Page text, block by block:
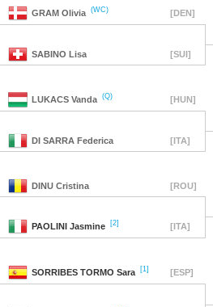
GRAM Olivia (WC) [DEN]
SABINO Lisa [SUI]
LUKACS Vanda (Q) [HUN]
DI SARRA Federica [ITA]
DINU Cristina [ROU]
PAOLINI Jasmine [2] [ITA]
SORRIBES TORMO Sara [1] [ESP]